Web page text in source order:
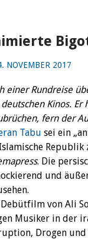
NOVEMBER 2017
einer Rundreise
Kinos.
fern der
Tabu sei ein
. Die
und
von Ali
Musiker in der
Drogen